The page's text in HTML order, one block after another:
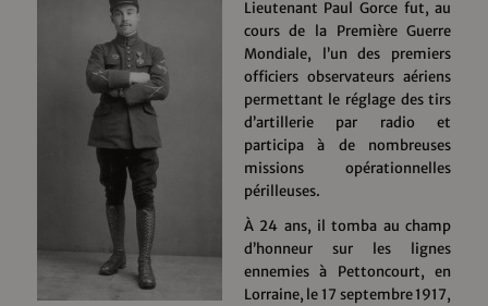
Lieutenant Paul Gorce fut, au
cours de la Première Guerre
Mondiale, l’un des premiers
officiers observateurs aériens
permettant le réglage des tirs
d’artillerie par radio et
participa à de nombreuses
missions opérationnelles
périlleuses.
À 24 ans, il tomba au champ
d’honneur sur les lignes
ennemies à Pettoncourt, en
Lorraine, le 17 septembre 1917,